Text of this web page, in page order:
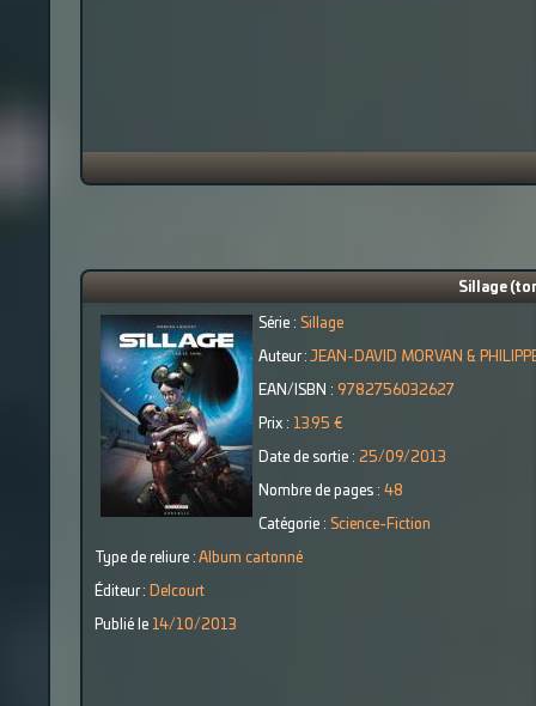
Sillage
Série : Sillage
Auteur : JEAN-DAVID MORVAN &
EAN/ISBN : 9782756032627
Prix : 13.95 €
Date de sortie : 25/09/2013
Nombre de pages : 48
Catégorie : Science-Fiction
Type de reliure : Album cartonné
Éditeur : Delcourt
Publié le 14/10/2013